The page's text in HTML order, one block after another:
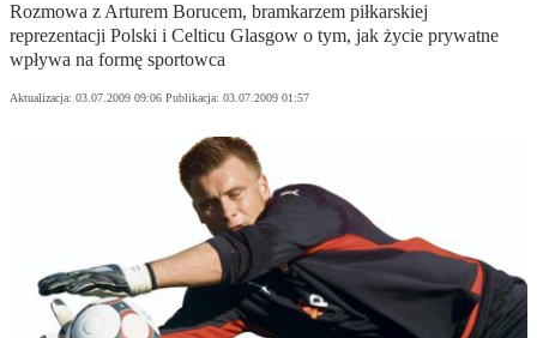
Rozmowa z Arturem Borucem, bramkarzem piłkarskiej
reprezentacji Polski i Celticu Glasgow o tym, jak życie prywatne
wpływa na formę sportowca
Aktualizacja: 03.07.2009 09:06 Publikacja: 03.07.2009 01:57